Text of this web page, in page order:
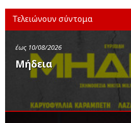
Τελειώνουν σύντομα
έως 10/08/2026
Μήδεια